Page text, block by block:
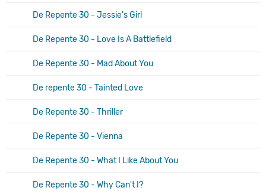
De Repente 30 - Jessie's Girl
De Repente 30 - Love Is A Battlefield
De Repente 30 - Mad About You
De repente 30 - Tainted Love
De Repente 30 - Thriller
De Repente 30 - Vienna
De Repente 30 - What I Like About You
De Repente 30 - Why Can't I?